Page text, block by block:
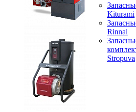
Kiturami
Rinnai
Stropuva